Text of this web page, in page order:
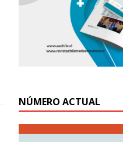
NÚMERO ACTUAL